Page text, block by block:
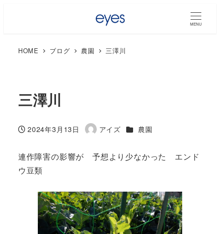
MENU
HOME ブログ 農園 三澤川
三澤川
投稿日
2024年3月13日
著
アイズ カテゴリー
農園
連作障害の影響が 予想より少なかった エンド
ウ豆類